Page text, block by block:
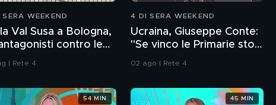
WEEKEND
Val Susa a Bologna,
contro le
dell'ordine
| Rete 4
4 DI SERA WEEKEND
Ucraina, Giuseppe Conte:
"Se vinco le Primarie stop
alle armi"
02 ago | Rete 4
54 MIN 45 MIN